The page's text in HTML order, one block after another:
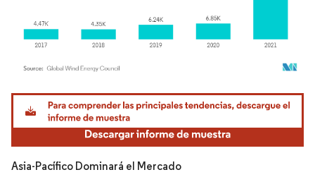
Imagen © Mordor Intelligence. El uso requiere atribución según CC BY 4.0.
Asia-Pacífico Dominará el Mercado